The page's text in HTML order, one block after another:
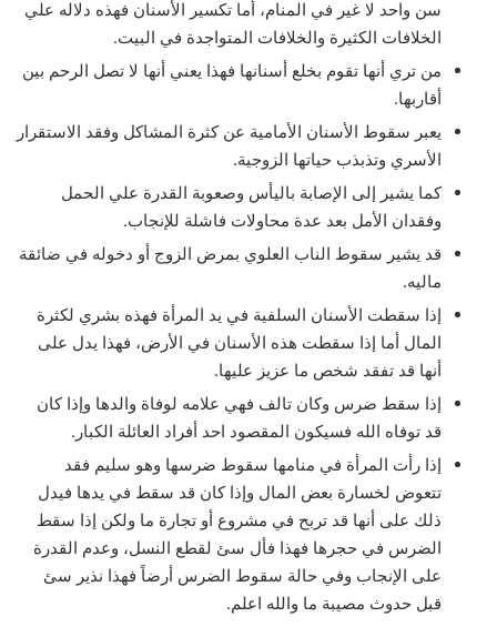
سن واحد لا غير في المنام، أما تكسير الأسنان فهذه دلاله علي
الخلافات الكثيرة والخلافات المتواجدة في البيت.
من تري أنها تقوم بخلع أسنانها فهذا يعني أنها لا تصل الرحم بين
أقاربها.
يعبر سقوط الأسنان الأمامية عن كثرة المشاكل وفقد الاستقرار
الأسري وتذبذب حياتها الزوجية.
كما يشير إلى الإصابة باليأس وصعوبة القدرة علي الحمل
وفقدان الأمل بعد عدة محاولات فاشلة للإنجاب.
قد يشير سقوط الناب العلوي بمرض الزوج أو دخوله في ضائقة
ماليه.
إذا سقطت الأسنان السلفية في يد المرأة فهذه بشري لكثرة
المال أما إذا سقطت هذه الأسنان في الأرض، فهذا يدل على
أنها قد تفقد شخص ما عزيز عليها.
إذا سقط ضرس وكان تالف فهي علامه لوفاة والدها وإذا كان
قد توفاه الله فسيكون المقصود احد أفراد العائلة الكبار.
إذا رأت المرأة في منامها سقوط ضرسها وهو سليم فقد
تتعوض لخسارة بعض المال وإذا كان قد سقط في يدها فيدل
ذلك على أنها قد تربح في مشروع أو تجارة ما ولكن إذا سقط
الضرس في حجرها فهذا فأل سئ لقطع النسل، وعدم القدرة
على الإنجاب وفي حالة سقوط الضرس أرضاً فهذا نذير سئ
قبل حدوث مصيبة ما والله اعلم.